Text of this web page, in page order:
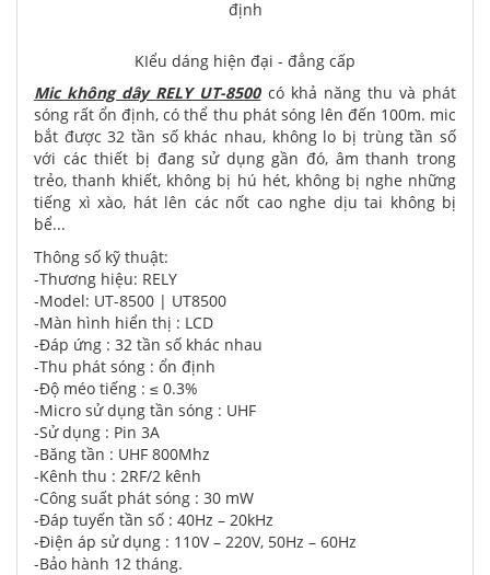
KIểu dáng hiện đại - đẳng cấp
Mic không dây RELY UT-8500có khả năng thu và phát
sóng rất ổn định, có thể thu phát sóng lên đến 100m. mic
bắt được 32 tần số khác nhau, không lo bị trùng tần số
với các thiết bị đang sử dụng gần đó, âm thanh trong
trẻo, thanh khiết, không bị hú hét, không bị nghe những
tiếng xì xào, hát lên các nốt cao nghe dịu tai không bị
bể...
Thông số kỹ thuật:
-Thương hiệu: RELY
-Model: UT-8500 | UT8500
-Màn hình hiển thị : LCD
-Đáp ứng : 32 tần số khác nhau
-Thu phát sóng : ổn định
-Độ méo tiếng : ≤ 0.3%
-Micro sử dụng tần sóng : UHF
-Sử dụng : Pin 3A
-Băng tần : UHF 800Mhz
-Kênh thu : 2RF/2 kênh
-Công suất phát sóng : 30 mW
-Đáp tuyến tần số : 40Hz – 20kHz
-Điện áp sử dụng : 110V – 220V, 50Hz – 60Hz
-Bảo hành 12 tháng.